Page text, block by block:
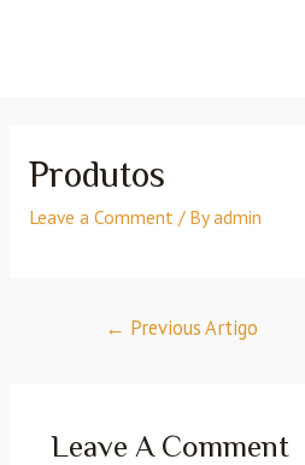
Produtos
Leave a Comment / Byadmin
← Previous Artigo
Leave A Comment